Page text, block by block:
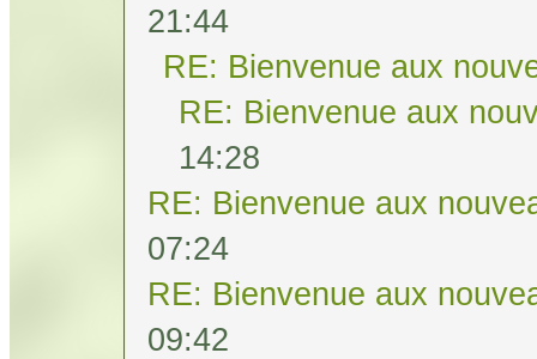
21:44
RE: Bienvenue aux
RE: Bienvenue aux
14:28
RE: Bienvenue aux
07:24
RE: Bienvenue aux
09:42